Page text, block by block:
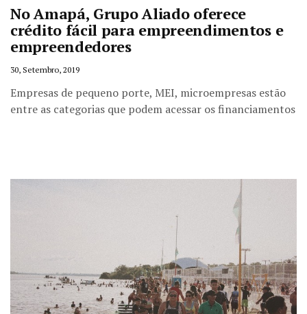
No Amapá, Grupo Aliado oferece
crédito fácil para empreendimentos e
empreendedores
30, Setembro, 2019
Empresas de pequeno porte, MEI, microempresas estão
entre as categorias que podem acessar os financiamentos